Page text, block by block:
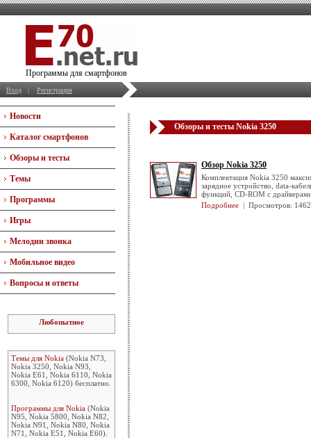
Программы для смартфонов
Вход | Регистрация
Новости
Каталог смартфонов
Обзоры и тесты
Темы
Программы
Игры
Мелодии звонка
Мобильное видео
Вопросы и ответы
Любопытное
Темы для Nokia (Nokia N73,
Nokia 3250, Nokia N93,
Nokia E61, Nokia 6110, Nokia
6300, Nokia 6120) бесплатно.
Программы для Nokia (Nokia
N95, Nokia 5800, Nokia N82,
Nokia N91, Nokia N80, Nokia
N71, Nokia E51, Nokia E60).
Обзоры и тесты Nokia 3250
Обзор Nokia 3250
Комплектация Nokia 3250
зарядное устройство, data-
функций, CD-ROM c
Подробнее | Просмотров: